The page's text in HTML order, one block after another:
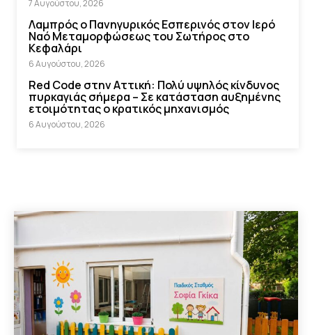
7 Αυγούστου, 2026
Λαμπρός ο Πανηγυρικός Εσπερινός στον Ιερό
Ναό Μεταμορφώσεως του Σωτήρος στο
Κεφαλάρι
6 Αυγούστου, 2026
Red Code στην Αττική: Πολύ υψηλός κίνδυνος
πυρκαγιάς σήμερα – Σε κατάσταση αυξημένης
ετοιμότητας ο κρατικός μηχανισμός
6 Αυγούστου, 2026